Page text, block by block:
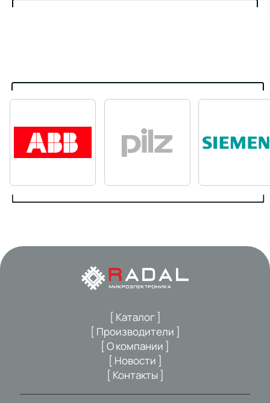
[ Каталог ]
[ Производители ]
[ О компании ]
[ Новости ]
[ Контакты ]